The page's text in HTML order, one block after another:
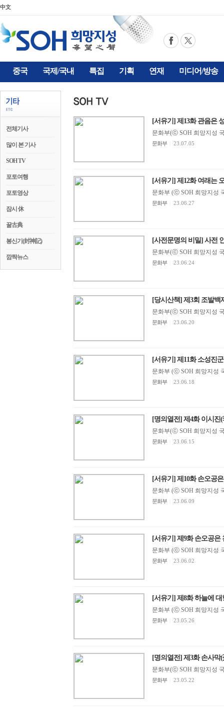
中文
중국 국제/국내 특집 기획 연재 미디어/방송
전체기사
많이 본 기사
SOH TV
포토여행
포토영상
잠시 休
꿀古典
봉신기(封神記)
깜짝뉴스
[서유기] 제13화 관음은
문화부(ⓒ SOH 희망지성
문화부 23.07.05
[서유기] 제12화 여래는
문화부 (ⓒ SOH 희망지성
문화부 23.06.27
[사전문명의 비밀] 사전
문화부(ⓒ SOH 희망지성
문화부 23.06.24
[당시산책] 제3회 조발백
문화부(ⓒ SOH 희망지성
문화부 23.06.20
[서유기] 제11화 소성진
문화부 (ⓒ SOH 희망지성
문화부 23.06.18
[명의열전] 제4화 이시진
문화부(ⓒ SOH 희망지성
문화부 23.06.15
[서유기] 제10화 손오공
문화부 (ⓒ SOH 희망지성
문화부 23.06.09
[서유기] 제9화 손오공은
문화부 (ⓒ SOH 희망지성
문화부 23.06.02
[서유기] 제8화 하늘에
문화부 (ⓒ SOH 희망지성
문화부 23.05.26
[명의열전] 제3화 손사막
문화부(ⓒ SOH 희망지성
문화부 23.05.22